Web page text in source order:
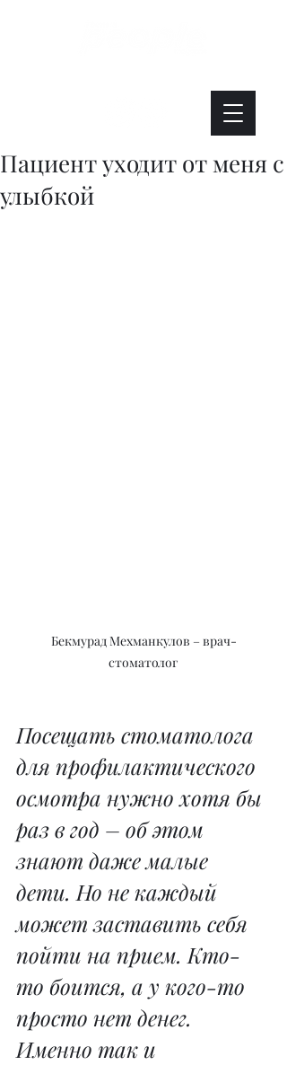
Пациент уходит от меня с
улыбкой
Бекмурад Мехманкулов – врач-
стоматолог
Посещать стоматолога
для профилактического
осмотра нужно хотя бы
раз в год – об этом
знают даже малые
дети. Но не каждый
может заставить себя
пойти на прием. Кто-
то боится, а у кого-то
просто нет денег.
Именно так и